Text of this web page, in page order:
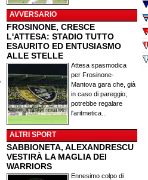
AVVERSARIO
FROSINONE, CRESCE
L'ATTESA: STADIO TUTTO
ESAURITO ED ENTUSIASMO
ALLE STELLE
Attesa spasmodica
per Frosinone-
Mantova gara che, già
in caso di pareggio,
potrebbe regalare
l'aritmetica...
ALTRI SPORT
SABBIONETA, ALEXANDRESCU
VESTIRÀ LA MAGLIA DEI
WARRIORS
Ennesimo colpo di